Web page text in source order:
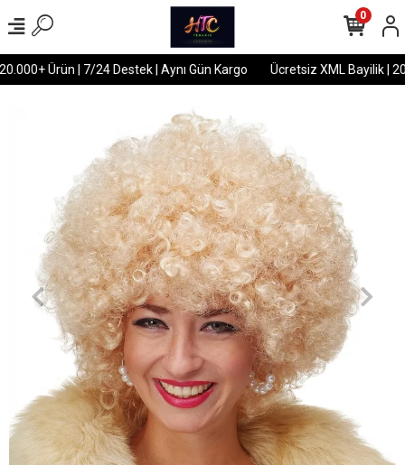
Ürün | 7/24 Destek | Aynı Gün Kargo Ücretsiz XML Bayilik |
0